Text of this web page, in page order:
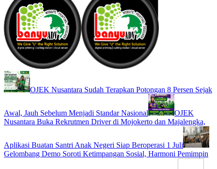
OJEK Nusantara Sudah Terapkan Potongan 8 Persen Sejak
Awal, Jauh Sebelum Menjadi Standar Nasional
OJEK
Nusantara Buka Rekrutmen Driver di Mojokerto dan Majalengka,
Aplikasi Buatan Santri Anak Negeri Siap Beroperasi 1 Juli
Gelombang Demo Soroti Ketimpangan Sosial, Harmoni Pemimpin